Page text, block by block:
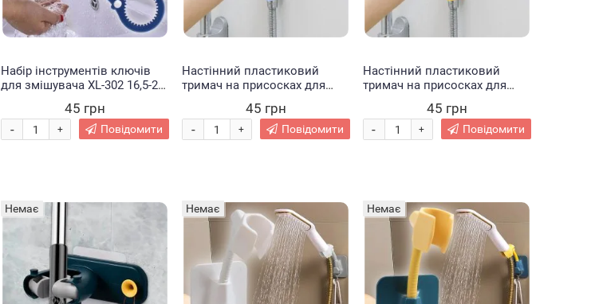
Набір інструментів ключів
для змішувача XL-302 16,5-24
45 грн
+
- Повідомити
Настінний пластиковий
тримач на присосках для
SHOWER SUCKER Блакитний
45 грн
+
- Повідомити
Настінний пластиковий
тримач на присосках для
SHOWER SUCKER Жовтий
45 грн
+
- Повідомити
Немає Немає Немає